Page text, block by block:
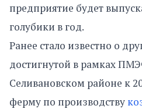
предприятие будет
голубики в год.
Ранее стало известно о
достигнутой в рамках
Селивановском районе к
ферму по производству